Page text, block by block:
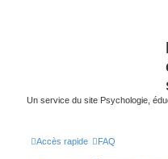
Un service du site Psychologie,
Accès rapide FAQ